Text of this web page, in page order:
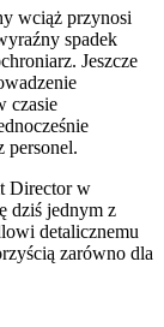
wciąż przynosi
spadek
Jeszcze
czasie
personel.
Director w
dziś jednym z
detalicznemu
zarówno dla